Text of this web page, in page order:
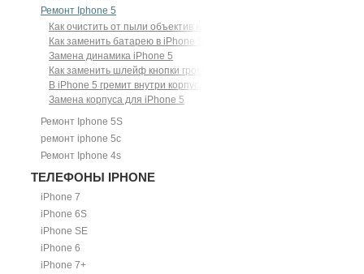
Ремонт Iphone 5
Как очистить от пыли объектив камеры iPhone 5
Как заменить батарею в iPhone 5
Замена динамика iPhone 5
Как заменить шлейф кнопки громкости и питания на iPhone 5
В iPhone 5 гремит внутри корпуса
Замена корпуса для iPhone 5
Ремонт Iphone 5S
ремонт iphone 5c
Ремонт Iphone 4s
ТЕЛЕФОНЫ IPHONE
iPhone 7
iPhone 6S
iPhone SE
iPhone 6
iPhone 7+